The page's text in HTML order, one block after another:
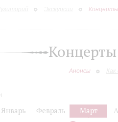
Анонсы Как
Январь Февраль Март